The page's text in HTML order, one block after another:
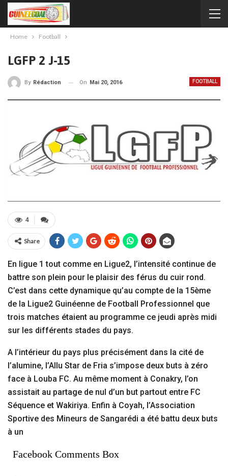
Home Football
LGFP 2 J-15
FOOTBALL
By Rédaction On Mai 20, 2016
4
Share
En ligue 1 tout comme en Ligue2, l’intensité continue de
battre son plein pour le plaisir des férus du cuir rond.
C’est dans cette dynamique qu’au compte de la 15ème
de la Ligue2 Guinéenne de Football Professionnel que
trois matches étaient au programme ce jeudi après midi
sur les différents stades du pays.
A l’intérieur du pays plus précisément dans la cité de
l’alumine, l’Allu Star de Fria s’impose deux buts à zéro
face à Louba FC. Au même moment à Conakry, l’on
assistait au partage de nul d’un but partout entre FC
Séquence et Wakiriya. Enfin à Coyah, l’Association
Sportive des Mineurs de Sangarédi a été battu deux buts
à un
Facebook Comments Box